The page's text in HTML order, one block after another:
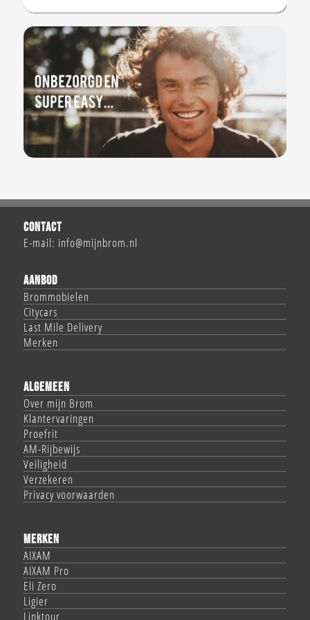
CONTACT
E-mail: info@mijnbrom.nl
AANBOD
Brommobielen
Citycars
Last Mile Delivery
Merken
ALGEMEEN
Over mijn Brom
Klantervaringen
Proefrit
AM-Rijbewijs
Veiligheid
Verzekeren
Privacy voorwaarden
MERKEN
AIXAM
AIXAM Pro
Eli Zero
Ligier
Linktour